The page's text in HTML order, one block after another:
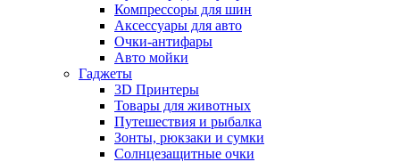
Компрессоры для шин
Аксессуары для авто
Очки-антифары
Авто мойки
Гаджеты
3D Принтеры
Товары для животных
Путешествия и рыбалка
Зонты, рюкзаки и сумки
Солнцезащитные очки